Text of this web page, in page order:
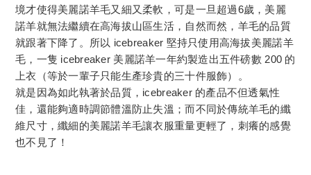
境才使得美麗諾羊毛又細又柔軟，可是一旦超過6歲，美麗
諾羊就無法繼續在高海拔山區生活，自然而然，羊毛的品質
就跟著下降了。所以 icebreaker 堅持只使用高海拔美麗諾羊
毛，一隻 icebreaker 美麗諾羊一年約製造出五件磅數 200 的
上衣（等於一輩子只能生產珍貴的三十件服飾）。
就是因為如此執著於品質，icebreaker 的產品不但透氣性
佳，還能夠適時調節體溫防止失溫；而不同於傳統羊毛的纖
維尺寸，纖細的美麗諾羊毛讓衣服重量更輕了，刺癢的感覺
也不見了！